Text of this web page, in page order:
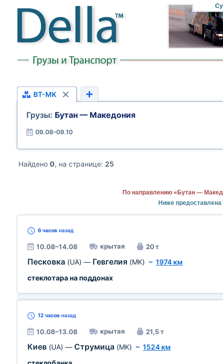
BT-MK
Грузы: Бутан — Македония
09.08–09.10
Найдено 0, на странице: 25
По направлению «Бутан —
Ниже
6 часов назад
10.08–14.08 крытая 20 т
Песковка (UA) — Гевгелия (MK) ~ 1974 км
стеклотара на поддонах
12 часов назад
10.08–13.08 крытая 21,5 т
Киев (UA) — Струмица (MK) ~ 1524 км